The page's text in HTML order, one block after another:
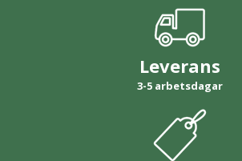
Leverans
3-5 arbetsdagar